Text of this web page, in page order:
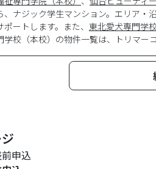
、ナジック学生マンション。エリア・
ートします。また、 東北愛犬専門学
学校 （本校）の物件一覧は、 トリマー